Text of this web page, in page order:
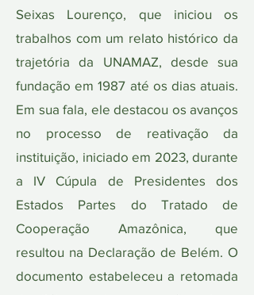
Seixas Lourenço, que iniciou os
trabalhos com um relato histórico da
trajetória da UNAMAZ, desde sua
fundação em 1987 até os dias atuais.
Em sua fala, ele destacou os avanços
no processo de reativação da
instituição, iniciado em 2023, durante
a IV Cúpula de Presidentes dos
Estados Partes do Tratado de
Cooperação Amazônica, que
resultou na Declaração de Belém. O
documento estabeleceu a retomada